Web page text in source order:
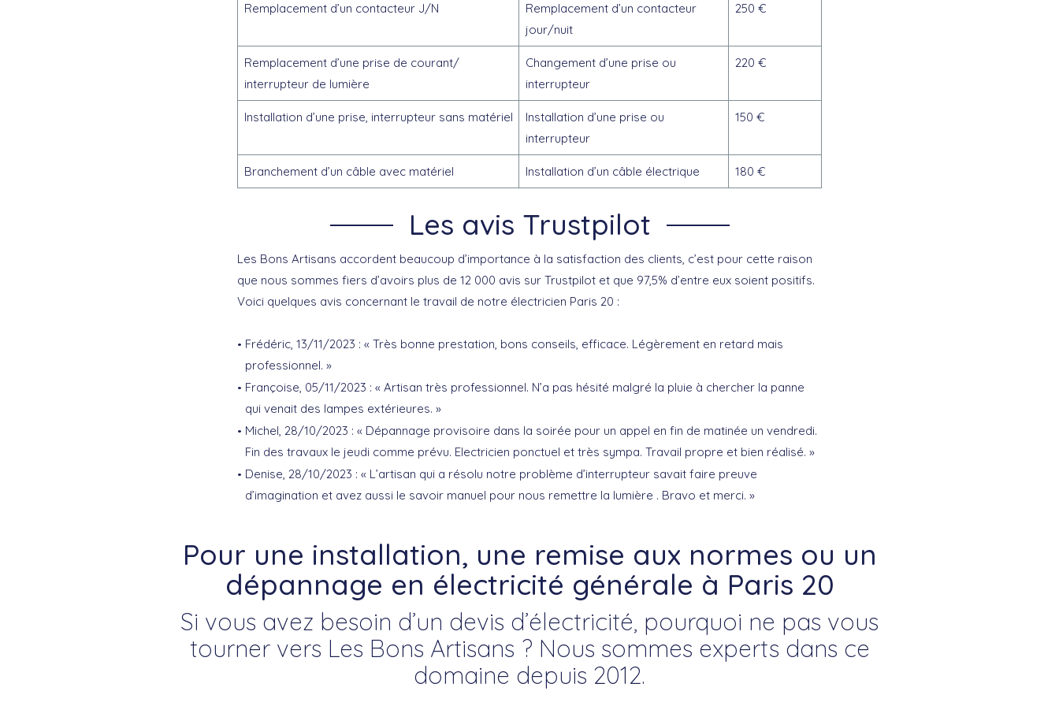
Remplacement d’un contacteur J/N
Remplacement d’un contacteur
jour/nuit
250 €
Remplacement d’une prise de courant/
interrupteur de lumière
Changement d’une prise ou
interrupteur
220 €
Installation d’une prise, interrupteur sans matériel
Installation d’une prise ou
interrupteur
150 €
Branchement d’un câble avec matériel Installation d’un câble électrique 180 €
Les avis Trustpilot
Les Bons Artisans accordent beaucoup d’importance à la satisfaction des clients, c’est pour cette raison
que nous sommes fiers d’avoirs plus de 12 000 avis sur Trustpilot et que 97,5% d’entre eux soient positifs.
Voici quelques avis concernant le travail de notre électricien Paris 20 :
Frédéric, 13/11/2023 : « Très bonne prestation, bons conseils, efficace. Légèrement en retard mais
professionnel. »
Françoise, 05/11/2023 : « Artisan très professionnel. N’a pas hésité malgré la pluie à chercher la panne
qui venait des lampes extérieures. »
Michel, 28/10/2023 : « Dépannage provisoire dans la soirée pour un appel en fin de matinée un vendredi.
Fin des travaux le jeudi comme prévu. Electricien ponctuel et très sympa. Travail propre et bien réalisé. »
Denise, 28/10/2023 : « L’artisan qui a résolu notre problème d’interrupteur savait faire preuve
d’imagination et avez aussi le savoir manuel pour nous remettre la lumière . Bravo et merci. »
Pour une installation, une remise aux normes ou un
dépannage en électricité générale à Paris 20
Si vous avez besoin d’un devis d’électricité, pourquoi ne pas vous
tourner vers Les Bons Artisans ? Nous sommes experts dans ce
domaine depuis 2012.